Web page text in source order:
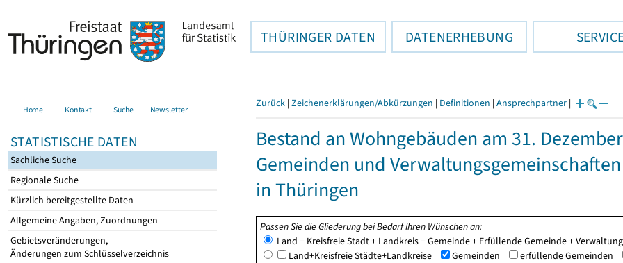
THÜRINGER DATEN DATENERHEBUNG
Home Kontakt Suche Newsletter
STATISTISCHE DATEN
Sachliche Suche
Regionale Suche
Kürzlich bereitgestellte Daten
Allgemeine Angaben, Zuordnungen
Gebietsveränderungen,
Änderungen zum Schlüsselverzeichnis
Zurück | Zeichenerklärungen/Abkürzungen | Definitionen | Ansprechpartner |
Bestand an Wohngebäuden am 31.
Gemeinden und
in Thüringen
Passen Sie die Gliederung bei Bedarf Ihren Wünschen an:
Land + Kreisfreie Stadt + Landkreis + Gemeinde + Erfüllende Gemeinde +
Land+Kreisfreie Städte+Landkreise Gemeinden erfüllende Gemeinden